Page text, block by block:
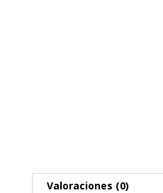
Valoraciones (0)